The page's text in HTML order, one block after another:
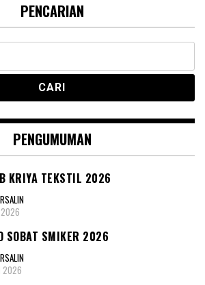
PENCARIAN
PENGUMUMAN
KRIYA TEKSTIL 2026
2026
SOBAT SMIKER 2026
2026